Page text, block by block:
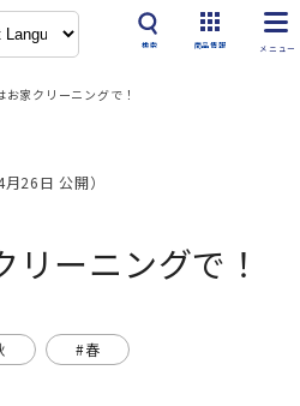
検索 商品情報
お家クリーニングで！
26日 公開）
ーニングで！
#春